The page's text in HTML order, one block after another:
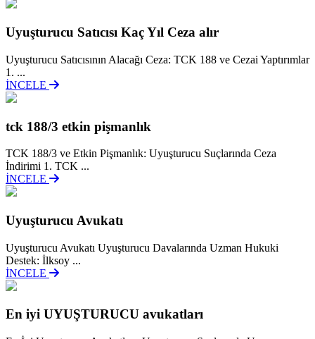
Uyuşturucu Satıcısı Kaç Yıl Ceza alır
Uyuşturucu Satıcısının Alacağı Ceza: TCK 188 ve Cezai Yaptırımlar
1. ...
İNCELE
tck 188/3 etkin pişmanlık
TCK 188/3 ve Etkin Pişmanlık: Uyuşturucu Suçlarında Ceza
İndirimi 1. TCK ...
İNCELE
Uyuşturucu Avukatı
Uyuşturucu Avukatı Uyuşturucu Davalarında Uzman Hukuki
Destek: İlksoy ...
İNCELE
En iyi UYUŞTURUCU avukatları